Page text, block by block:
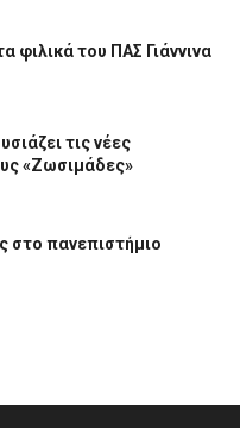
φιλικά του ΠΑΣ Γιάννινα
τις νέες
«Ζωσιμάδες»
στο πανεπιστήμιο